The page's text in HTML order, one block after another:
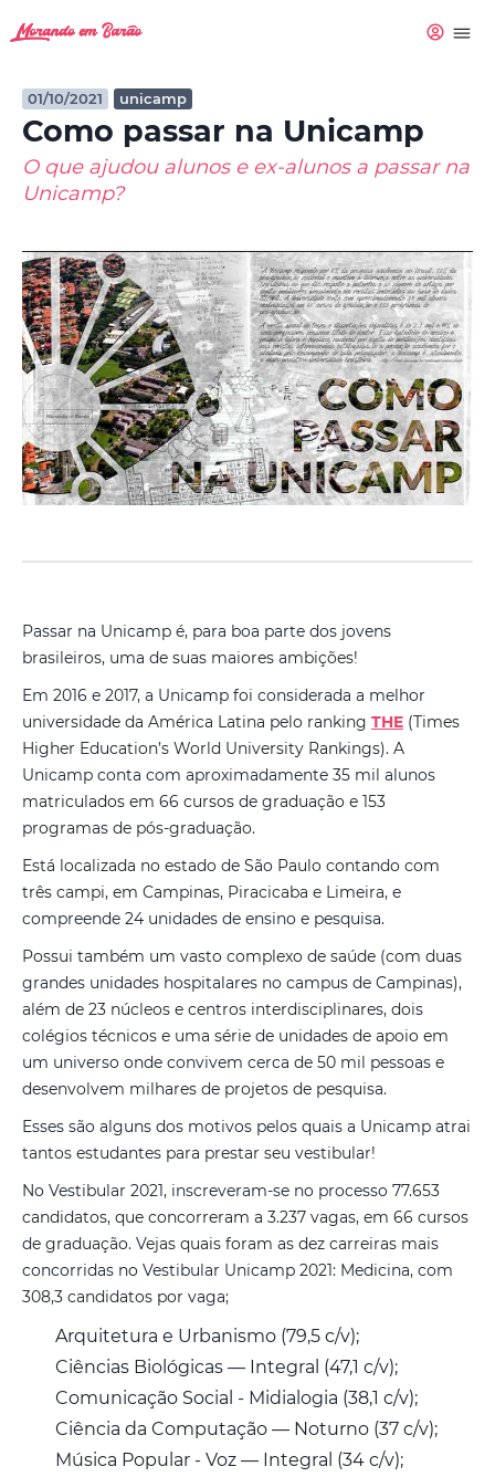
01/10/2021 unicamp
Como passar na Unicamp
O que ajudou alunos e ex-alunos a passar na
Unicamp?
Passar na Unicamp é, para boa parte dos jovens
brasileiros, uma de suas maiores ambições!
Em 2016 e 2017, a Unicamp foi considerada a melhor
universidade da América Latina pelo ranking THE (Times
Higher Education’s World University Rankings). A
Unicamp conta com aproximadamente 35 mil alunos
matriculados em 66 cursos de graduação e 153
programas de pós-graduação.
Está localizada no estado de São Paulo contando com
três campi, em Campinas, Piracicaba e Limeira, e
compreende 24 unidades de ensino e pesquisa.
Possui também um vasto complexo de saúde (com duas
grandes unidades hospitalares no campus de Campinas),
além de 23 núcleos e centros interdisciplinares, dois
colégios técnicos e uma série de unidades de apoio em
um universo onde convivem cerca de 50 mil pessoas e
desenvolvem milhares de projetos de pesquisa.
Esses são alguns dos motivos pelos quais a Unicamp atrai
tantos estudantes para prestar seu vestibular!
No Vestibular 2021, inscreveram-se no processo 77.653
candidatos, que concorreram a 3.237 vagas, em 66 cursos
de graduação. Vejas quais foram as dez carreiras mais
concorridas no Vestibular Unicamp 2021: Medicina, com
308,3 candidatos por vaga;
Arquitetura e Urbanismo (79,5 c/v);
Ciências Biológicas — Integral (47,1 c/v);
Comunicação Social - Midialogia (38,1 c/v);
Ciência da Computação — Noturno (37 c/v);
Música Popular - Voz — Integral (34 c/v);